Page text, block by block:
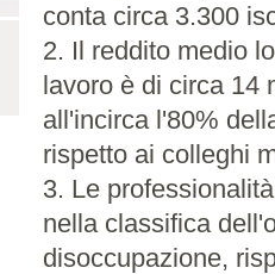
conta circa 3.300
2. Il reddito medio
lavoro è di circa 14
all'incirca l'80%
rispetto ai colleghi
3. Le
nella classifica
disoccupazione,